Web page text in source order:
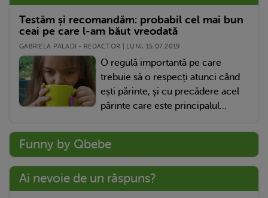
Testăm și recomandăm: probabil cel mai bun
ceai pe care l-am băut vreodată
GABRIELA PALADI - REDACTOR | LUNI, 15.07.2019
O regulă importantă pe care
trebuie să o respecți atunci când
ești părinte, și cu precădere acel
părinte care este principalul...
Funny by Qbebe
Ai nevoie de un răspuns?